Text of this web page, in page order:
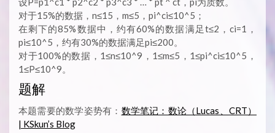
对于15%的数据，n≤15，m≤5，pi^ci≤10^5；
在剩下的85%数据中，约有60%的数据满足t≤2，ci=1，
pi≤10^5，约有30%的数据满足pi≤200。
对于100%的数据，1≤n≤10^9，1≤m≤5，1≤pi^ci≤10^5，
1≤P≤10^9。
题解
本题需要的数学姿势有： 数学笔记：数论（Lucas、CRT）
| KSkun’s Blog